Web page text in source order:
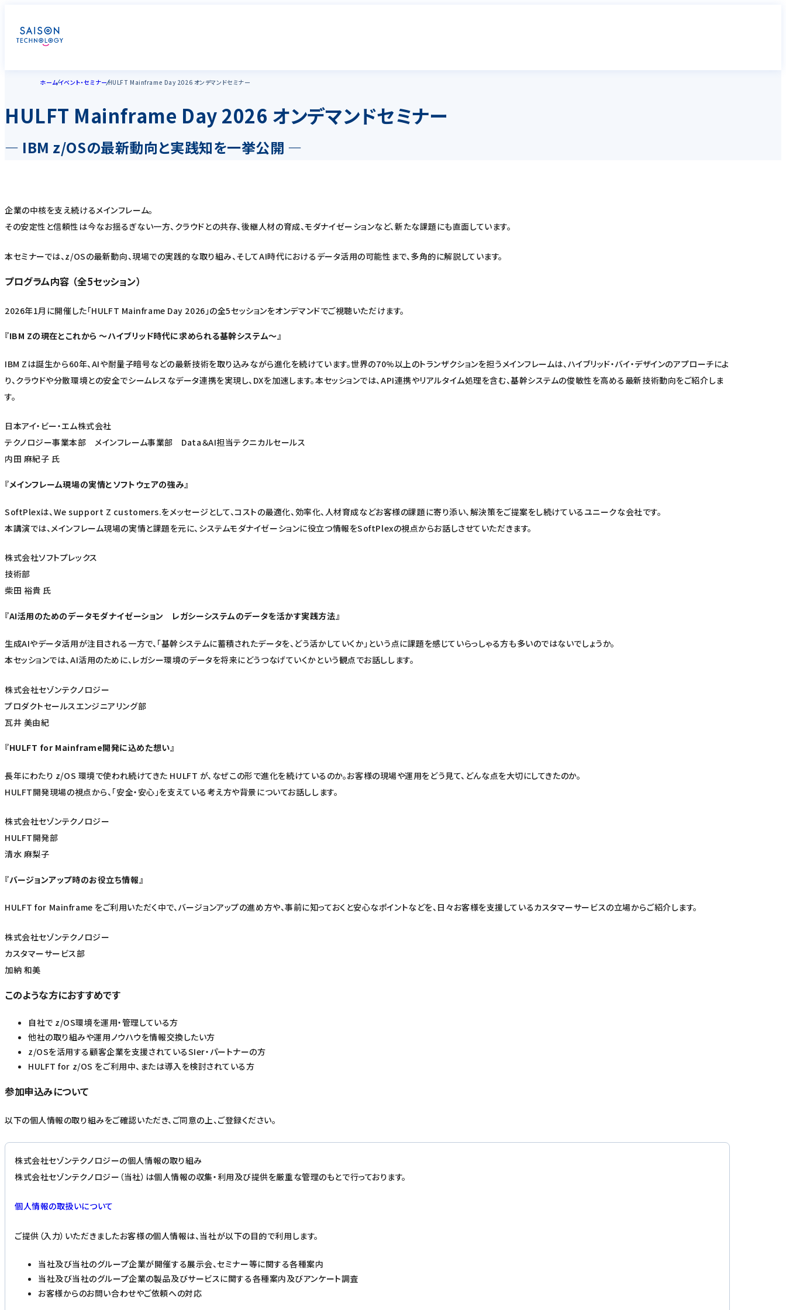
ホームイベント・セミナーHULFT Mainframe Day 2026 オンデマンドセミナー
HULFT Mainframe Day 2026 オンデマンドセミナー
― IBM z/OSの最新動向と実践知を一挙公開 ―
企業の中核を支え続けるメインフレーム。
その安定性と信頼性は今なお揺るぎない一方、クラウドとの共存、後継人材の育成、モダナイゼーションなど、新たな課題にも直面しています。
本セミナーでは、z/OSの最新動向、現場での実践的な取り組み、そしてAI時代におけるデータ活用の可能性まで、多角的に解説しています。
プログラム内容 （全5セッション）
2026年1月に開催した「HULFT Mainframe Day 2026」の全5セッションをオンデマンドでご視聴いただけます。
『IBM Zの現在とこれから ～ハイブリッド時代に求められる基幹システム～』
IBM Zは誕生から60年、AIや耐量子暗号などの最新技術を取り込みながら進化を続けています。世界の70%以上のトランザクションを担うメインフレームは、ハイブリッド・バイ・デザインのアプローチによ
り、クラウドや分散環境との安全でシームレスなデータ連携を実現し、DXを加速します。本セッションでは、API連携やリアルタイム処理を含む、基幹システムの俊敏性を高める最新技術動向をご紹介しま
す。
日本アイ・ビー・エム株式会社
テクノロジー事業本部 メインフレーム事業部 Data＆AI担当テクニカルセールス
内田 麻紀子 氏
『メインフレーム現場の実情とソフトウェアの強み』
SoftPlexは、We support Z customers.をメッセージとして、コストの最適化、効率化、人材育成などお客様の課題に寄り添い、解決策をご提案をし続けているユニークな会社です。
本講演では、メインフレーム現場の実情と課題を元に、システムモダナイゼーションに役立つ情報をSoftPlexの視点からお話しさせていただきます。
株式会社ソフトプレックス
技術部
柴田 裕貴 氏
『AI活用のためのデータモダナイゼーション レガシーシステムのデータを活かす実践方法』
生成AIやデータ活用が注目される一方で、「基幹システムに蓄積されたデータを、どう活かしていくか」という点に課題を感じていらっしゃる方も多いのではないでしょうか。
本セッションでは、AI活用のために、レガシー環境のデータを将来にどうつなげていくかという観点でお話しします。
株式会社セゾンテクノロジー
プロダクトセールスエンジニアリング部
瓦井 美由紀
『HULFT for Mainframe開発に込めた想い』
長年にわたり z/OS 環境で使われ続けてきた HULFT が、なぜこの形で進化を続けているのか。お客様の現場や運用をどう見て、どんな点を大切にしてきたのか。
HULFT開発現場の視点から、「安全・安心」を支えている考え方や背景についてお話しします。
株式会社セゾンテクノロジー
HULFT開発部
清水 麻梨子
『バージョンアップ時のお役立ち情報』
HULFT for Mainframe をご利用いただく中で、バージョンアップの進め方や、事前に知っておくと安心なポイントなどを、日々お客様を支援しているカスタマーサービスの立場からご紹介します。
株式会社セゾンテクノロジー
カスタマーサービス部
加納 和美
このような方におすすめです
自社で z/OS環境を運用・管理している方
他社の取り組みや運用ノウハウを情報交換したい方
z/OSを活用する顧客企業を支援されているSIer・パートナーの方
HULFT for z/OS をご利用中、または導入を検討されている方
参加申込みについて
以下の個人情報の取り組みをご確認いただき、ご同意の上、ご登録ください。
株式会社セゾンテクノロジーの個人情報の取り組み
株式会社セゾンテクノロジー（当社）は個人情報の収集・利用及び提供を厳重な管理のもとで行っております。
個人情報の取扱いについて
ご提供（入力）いただきましたお客様の個人情報は、当社が以下の目的で利用します。
当社及び当社のグループ企業が開催する展示会、セミナー等に関する各種案内
当社及び当社のグループ企業の製品及びサービスに関する各種案内及びアンケート調査
お客様からのお問い合わせやご依頼への対応